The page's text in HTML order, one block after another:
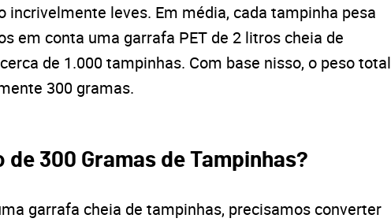
incrivelmente leves. Em média, cada tampinha pesa
em conta uma garrafa PET de 2 litros cheia de
de 1.000 tampinhas. Com base nisso, o peso total
300 gramas.
de 300 Gramas de Tampinhas?
garrafa cheia de tampinhas, precisamos converter